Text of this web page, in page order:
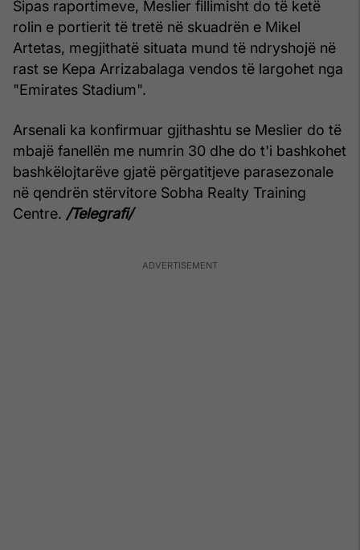
Sipas raportimeve, Meslier fillimisht do të ketë
rolin e portierit të tretë në skuadrën e Mikel
Artetas, megjithatë situata mund të ndryshojë në
rast se Kepa Arrizabalaga vendos të largohet nga
"Emirates Stadium".
Arsenali ka konfirmuar gjithashtu se Meslier do të
mbajë fanellën me numrin 30 dhe do t'i bashkohet
bashkëlojtarëve gjatë përgatitjeve parasezonale
në qendrën stërvitore Sobha Realty Training
Centre. /Telegrafi/